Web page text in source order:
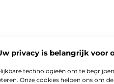
privacy is belangrijk voor
technologieën om te
Onze cookies helpen ons om